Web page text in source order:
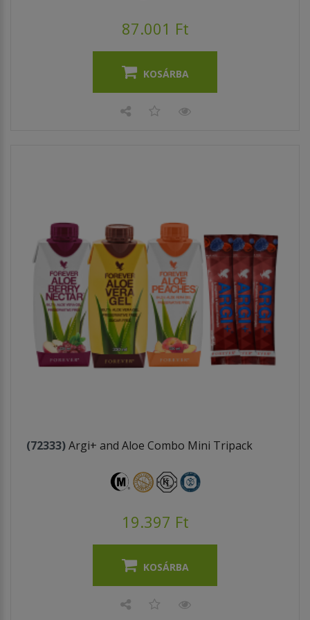
87.001 Ft
KOSÁRBA
(72333)Argi+ and Aloe Combo Mini Tripack
19.397 Ft
KOSÁRBA